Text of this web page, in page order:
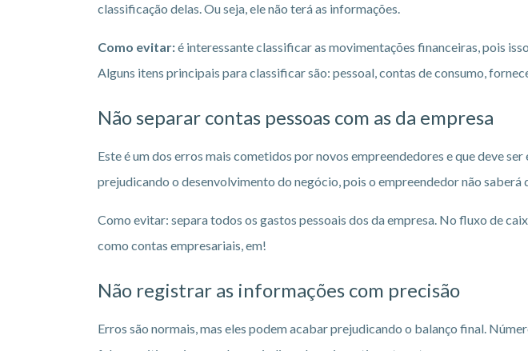
classificação delas. Ou seja, ele não terá as informações.
Como evitar:é interessante classificar as movimentações financeiras, pois
Alguns itens principais para classificar são: pessoal, contas de consumo,
Não separar contas pessoas com as da empresa
Este é um dos erros mais cometidos por novos empreendedores e que deve
prejudicando o desenvolvimento do negócio, pois o empreendedor não
Como evitar: separa todos os gastos pessoais dos da empresa. No fluxo de
como contas empresariais, em!
Não registrar as informações com precisão
Erros são normais, mas eles podem acabar prejudicando o balanço final.